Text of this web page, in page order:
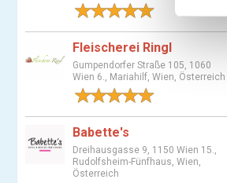
g
u
g
s
w
1 Bewertung
Fleischerei Ringl
Gumpendorfer Straße 105, 1060
Wien 6., Mariahilf, Wien, Österreich
Babette's
Dreihausgasse 9, 1150 Wien 15.,
Rudolfsheim-Fünfhaus, Wien,
Österreich